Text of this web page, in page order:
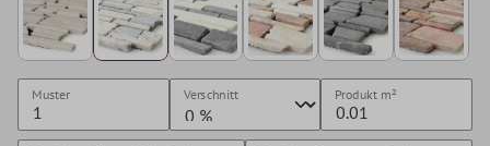
Muster Verschnitt Produkt m²